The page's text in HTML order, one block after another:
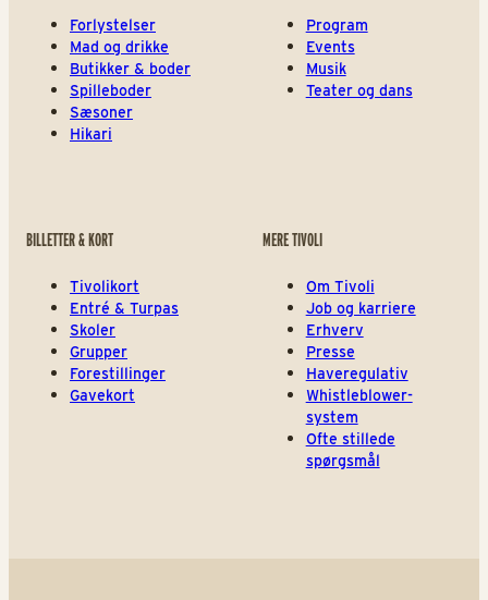
Forlystelser
Mad og drikke
Butikker & boder
Spilleboder
Sæsoner
Hikari
Program
Events
Musik
Teater og dans
BILLETTER & KORT
Tivolikort
Entré & Turpas
Skoler
Grupper
Forestillinger
Gavekort
MERE TIVOLI
Om Tivoli
Job og karriere
Erhverv
Presse
Haveregulativ
Whistleblower-
system
Ofte stillede
spørgsmål